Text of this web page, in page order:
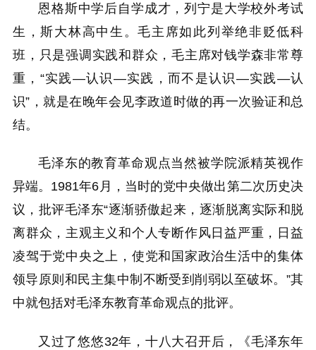
恩格斯中学后自学成才，列宁是大学校外考试
生，斯大林高中生。毛主席如此列举绝非贬低科
班，只是强调实践和群众，毛主席对钱学森非常尊
重，“实践—认识—实践，而不是认识—实践—认
识”，就是在晚年会见李政道时做的再一次验证和总
结。
毛泽东的教育革命观点当然被学院派精英视作
异端。1981年6月，当时的党中央做出第二次历史决
议，批评毛泽东“逐渐骄傲起来，逐渐脱离实际和脱
离群众，主观主义和个人专断作风日益严重，日益
凌驾于党中央之上，使党和国家政治生活中的集体
领导原则和民主集中制不断受到削弱以至破坏。”其
中就包括对毛泽东教育革命观点的批评。
又过了悠悠32年，十八大召开后，《毛泽东年